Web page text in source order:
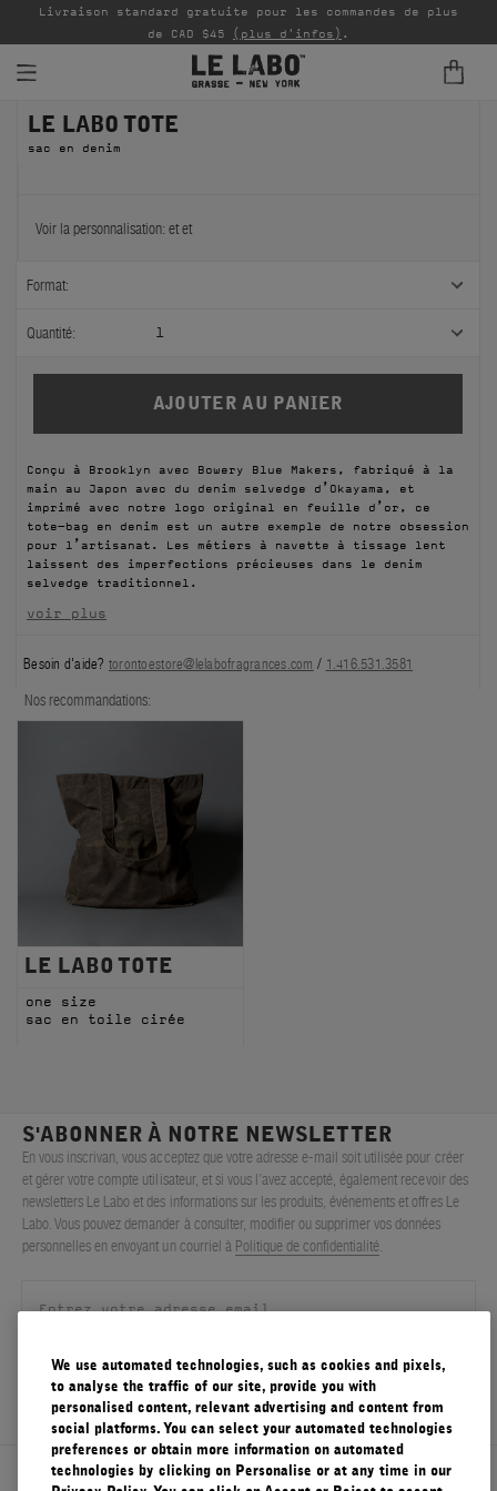
PARFUMS
INTÉRIEUR
BODY — HAIR — FACE
GROOMING
ODDITIES
ÉCHANTILLONS
FILMS
À PROPOS
Livraison standard gratuite pour les commandes de plus
de CAD $45 (plus d'infos) .
LE LABO TOTE
sac en denim
Voir la personnalisation: etet
Format:
Quantité: 1
Conçu à Brooklyn avec Bowery Blue Makers, fabriqué à la
main au Japon avec du denim selvedge d’Okayama, et
imprimé avec notre logo original en feuille d’or, ce
tote-bag en denim est un autre exemple de notre obsession
pour l’artisanat. Les métiers à navette à tissage lent
laissent des imperfections précieuses dans le denim
selvedge traditionnel.
voir plus
Besoin d'aide? torontoestore@lelabofragrances.com / 1.416.531.3581
Nos recommandations:
LE LABO TOTE
one size
sac en toile cirée
S'ABONNER À NOTRE NEWSLETTER
En vous inscrivan, vous acceptez que votre adresse e-mail soit utilisée pour créer
et gérer votre compte utilisateur, et si vous l’avez accepté, également recevoir des
newsletters Le Labo et des informations sur les produits, événements et offres Le
Labo. Vous pouvez demander à consulter, modifier ou supprimer vos données
personnelles en envoyant un courriel à Politique de confidentialité
S'ENREGISTRER
We use automated technologies, such as cookies and pixels,
to analyse the traffic of our site, provide you with
personalised content, relevant advertising and content from
social platforms. You can select your automated technologies
preferences or obtain more information on automated
technologies by clicking on Personalise or at any time in our